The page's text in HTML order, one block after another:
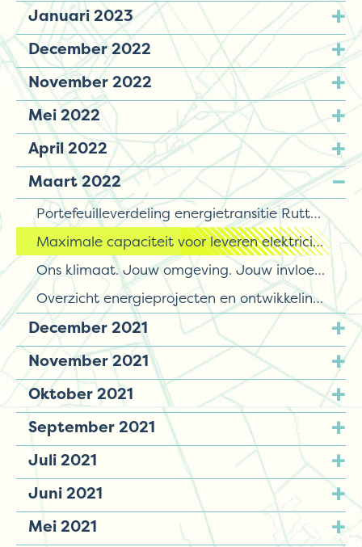
Januari 2023
December 2022
November 2022
Mei 2022
April 2022
Maart 2022
Portefeuilleverdeling energietransitie Rutte IV
Maximale capaciteit voor leveren elektriciteit bereikt in Nunspeet, Elburg en deel Oldebroek
Ons klimaat. Jouw omgeving. Jouw invloed.
Overzicht energieprojecten en ontwikkelingen op de Noord-Veluwe
December 2021
November 2021
Oktober 2021
September 2021
Juli 2021
Juni 2021
Mei 2021